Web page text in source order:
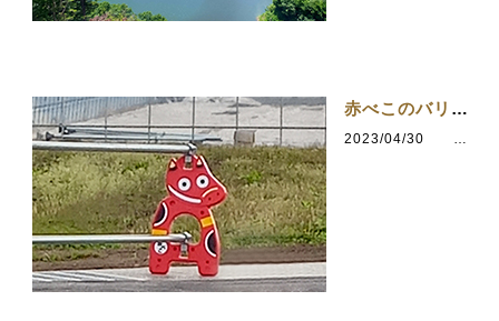
赤べこのバリケード
2023/04/30